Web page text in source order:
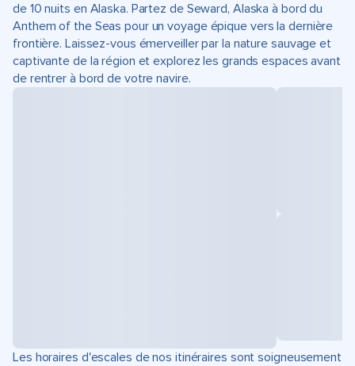
de 10 nuits en Alaska. Partez de Seward, Alaska à bord du
Anthem of the Seas pour un voyage épique vers la dernière
frontière. Laissez-vous émerveiller par la nature sauvage et
captivante de la région et explorez les grands espaces avant
de rentrer à bord de votre navire.
Les horaires d'escales de nos itinéraires sont soigneusement